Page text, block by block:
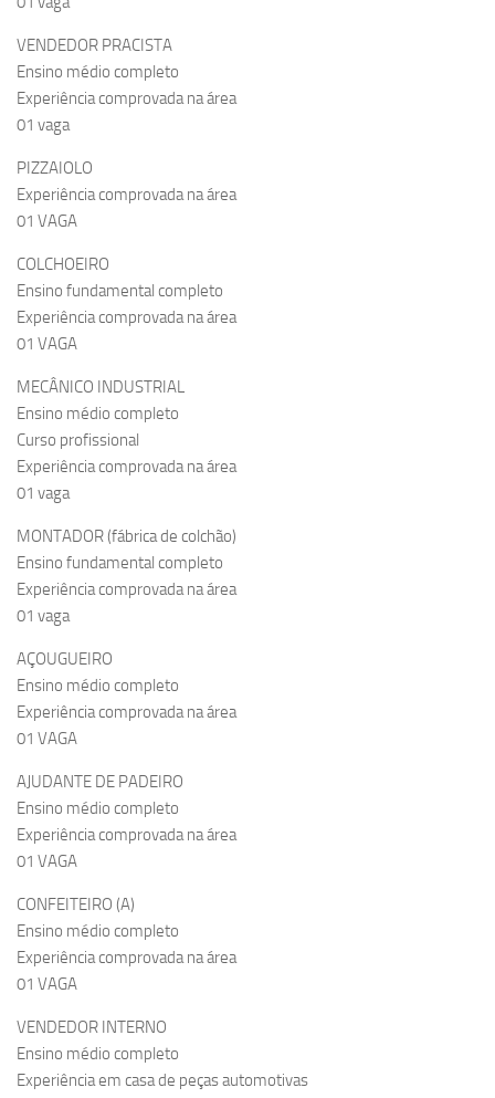
VENDEDOR PRACISTA
Ensino médio completo
Experiência comprovada na área
01 vaga
PIZZAIOLO
Experiência comprovada na área
01 VAGA
COLCHOEIRO
Ensino fundamental completo
Experiência comprovada na área
01 VAGA
MECÂNICO INDUSTRIAL
Ensino médio completo
Curso profissional
Experiência comprovada na área
01 vaga
MONTADOR (fábrica de colchão)
Ensino fundamental completo
Experiência comprovada na área
01 vaga
AÇOUGUEIRO
Ensino médio completo
Experiência comprovada na área
01 VAGA
AJUDANTE DE PADEIRO
Ensino médio completo
Experiência comprovada na área
01 VAGA
CONFEITEIRO (A)
Ensino médio completo
Experiência comprovada na área
01 VAGA
VENDEDOR INTERNO
Ensino médio completo
Experiência em casa de peças automotivas